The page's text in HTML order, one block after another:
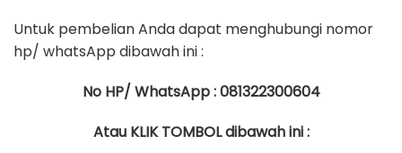
Untuk pembelian Anda dapat menghubungi nomor
hp/ whatsApp dibawah ini :
No HP/ WhatsApp : 081322300604
Atau KLIK TOMBOL dibawah ini :